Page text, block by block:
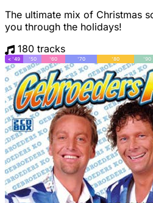
The ultimate mix of Christmas
you through the holidays!
180 tracks
< '49 '50 '60 '70 '80 '90